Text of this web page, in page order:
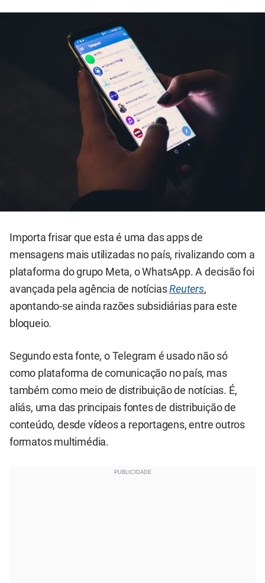
Importa frisar que esta é uma das apps de
mensagens mais utilizadas no país, rivalizando com a
plataforma do grupo Meta, o WhatsApp. A decisão foi
avançada pela agência de notíciasReuters,
apontando-se ainda razões subsidiárias para este
bloqueio.
Segundo esta fonte, o Telegram é usado não só
como plataforma de comunicação no país, mas
também como meio de distribuição de notícias. É,
aliás, uma das principais fontes de distribuição de
conteúdo, desde vídeos a reportagens, entre outros
formatos multimédia.